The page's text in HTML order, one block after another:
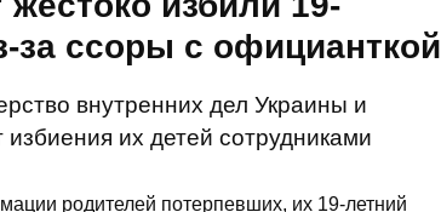
за ссоры с официанткой
внутренних дел Украины и
их детей сотрудниками
родителей потерпевших, их 19-летний